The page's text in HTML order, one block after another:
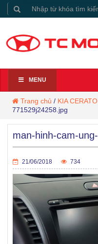
MENU
Trang chủ / KIA
771529j24258.jpg
man-hinh-cam-
21/06/2018 734